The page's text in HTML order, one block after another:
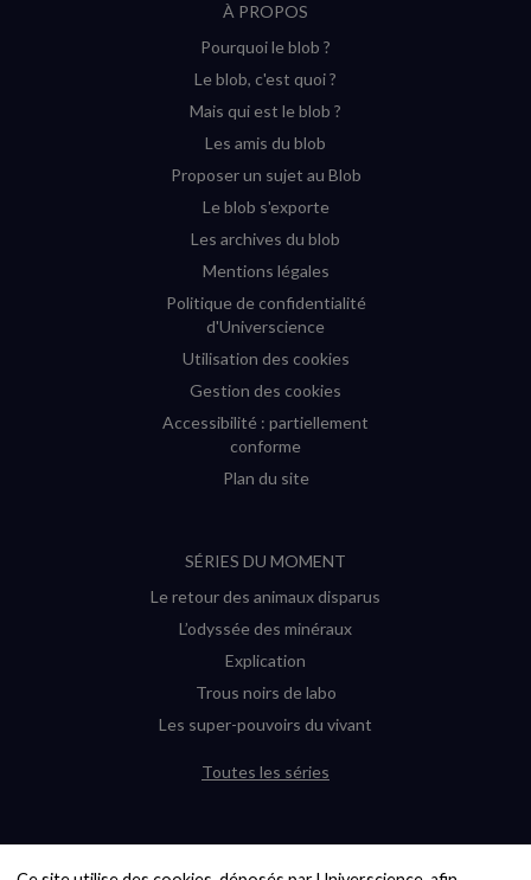
Instagram
(nouvelle
sur
Facebook
(nouvelle
À PROPOS
Pourquoi le blob ?
Le blob, c'est quoi ?
Mais qui est le blob ?
Les amis du blob
Proposer un sujet au Blob
Le blob s'exporte
Les archives du blob
Mentions légales
Politique de confidentialité
d'Universcience
Utilisation des cookies
Gestion des cookies
Accessibilité : partiellement
conforme
Plan du site
SÉRIES DU MOMENT
Le retour des animaux disparus
L’odyssée des minéraux
Explication
Trous noirs de labo
Les super-pouvoirs du vivant
Toutes les séries